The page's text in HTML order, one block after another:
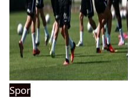
Spor